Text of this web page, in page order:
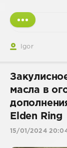
Igor
масла в
Elden Ring
15/01/2024